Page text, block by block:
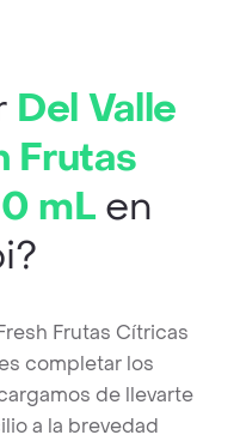
Del Valle
Frutas
mL en
Frutas Cítricas
completar los
de llevarte
a la brevedad